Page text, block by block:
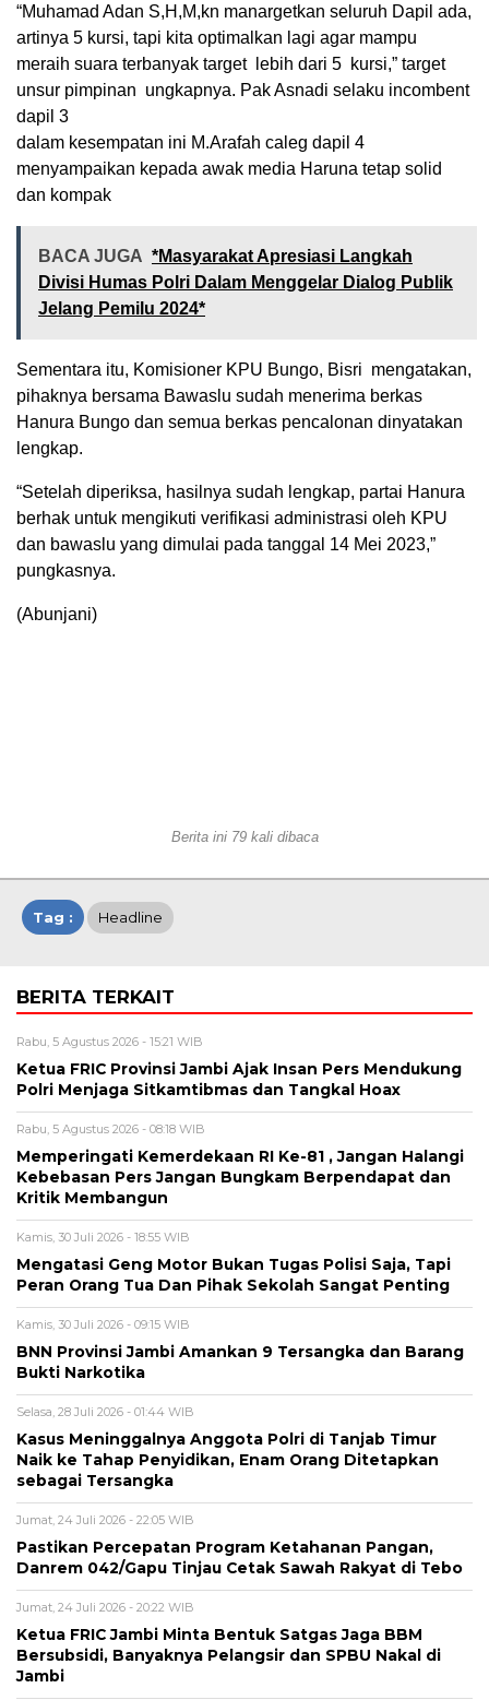
“Muhamad Adan S,H,M,kn manargetkan seluruh Dapil ada,
artinya 5 kursi, tapi kita optimalkan lagi agar mampu
meraih suara terbanyak target lebih dari 5 kursi,” target
unsur pimpinan ungkapnya. Pak Asnadi selaku incombent
dapil 3
dalam kesempatan ini M.Arafah caleg dapil 4
menyampaikan kepada awak media Haruna tetap solid
dan kompak
BACA JUGA *Masyarakat Apresiasi Langkah
Divisi Humas Polri Dalam Menggelar Dialog Publik
Jelang Pemilu 2024*
Sementara itu, Komisioner KPU Bungo, Bisri mengatakan,
pihaknya bersama Bawaslu sudah menerima berkas
Hanura Bungo dan semua berkas pencalonan dinyatakan
lengkap.
“Setelah diperiksa, hasilnya sudah lengkap, partai Hanura
berhak untuk mengikuti verifikasi administrasi oleh KPU
dan bawaslu yang dimulai pada tanggal 14 Mei 2023,”
pungkasnya.
(Abunjani)
Berita ini 79 kali dibaca
Tag : Headline
BERITA TERKAIT
Rabu, 5 Agustus 2026 - 15:21 WIB
Ketua FRIC Provinsi Jambi Ajak Insan Pers Mendukung
Polri Menjaga Sitkamtibmas dan Tangkal Hoax
Rabu, 5 Agustus 2026 - 08:18 WIB
Memperingati Kemerdekaan RI Ke-81 , Jangan Halangi
Kebebasan Pers Jangan Bungkam Berpendapat dan
Kritik Membangun
Kamis, 30 Juli 2026 - 18:55 WIB
Mengatasi Geng Motor Bukan Tugas Polisi Saja, Tapi
Peran Orang Tua Dan Pihak Sekolah Sangat Penting
Kamis, 30 Juli 2026 - 09:15 WIB
BNN Provinsi Jambi Amankan 9 Tersangka dan Barang
Bukti Narkotika
Selasa, 28 Juli 2026 - 01:44 WIB
Kasus Meninggalnya Anggota Polri di Tanjab Timur
Naik ke Tahap Penyidikan, Enam Orang Ditetapkan
sebagai Tersangka
Jumat, 24 Juli 2026 - 22:05 WIB
Pastikan Percepatan Program Ketahanan Pangan,
Danrem 042/Gapu Tinjau Cetak Sawah Rakyat di Tebo
Jumat, 24 Juli 2026 - 20:22 WIB
Ketua FRIC Jambi Minta Bentuk Satgas Jaga BBM
Bersubsidi, Banyaknya Pelangsir dan SPBU Nakal di
Jambi